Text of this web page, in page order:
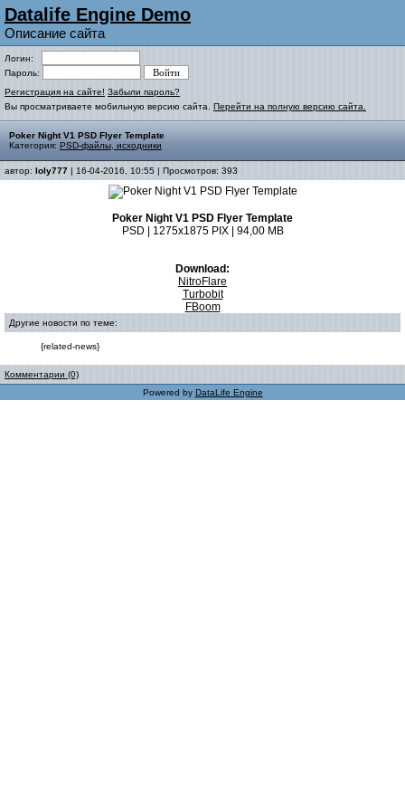
Datalife Engine Demo
Описание сайта
Логин:
Пароль:
Регистрация на сайте! Забыли пароль?
Вы просматриваете мобильную версию сайта. Перейти на полную версию сайта.
Poker Night V1 PSD Flyer Template
Категория: PSD-файлы, исходники
автор: loly777 | 16-04-2016, 10:55 | Просмотров: 393
Poker Night V1 PSD Flyer Template
PSD | 1275x1875 PIX | 94,00 MB
Download:
NitroFlare
Turbobit
FBoom
Другие новости по теме:
{related-news}
Комментарии (0)
Powered by DataLife Engine